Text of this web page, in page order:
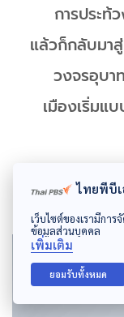
การประท้
แล้วก็กลับมาสู่
วงจรอุบา
เมืองเริ่มแ
ไทยพีบี
เว็บไซต์ของเรามีกา
ข้อมูลส่วนบุคคล
เพิ่มเติม
ยอมรับทั้งหมด